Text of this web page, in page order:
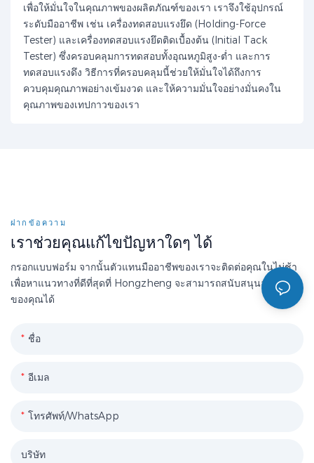
เพื่อให้มั่นใจในคุณภาพของผลิตภัณฑ์ของเรา เราจึงใช้อุปกรณ์
ระดับมืออาชีพ เช่น เครื่องทดสอบแรงยึด (Holding-Force
Tester) และเครื่องทดสอบแรงยึดติดเบื้องต้น (Initial Tack
Tester) ซึ่งครอบคลุมการทดสอบทั้งอุณหภูมิสูง-ต่ำ และการ
ทดสอบแรงดึง วิธีการที่ครอบคลุมนี้ช่วยให้มั่นใจได้ถึงการ
ควบคุมคุณภาพอย่างเข้มงวด และให้ความมั่นใจอย่างมั่นคงใน
คุณภาพของเทปกาวของเรา
ฝากข้อความ
เราช่วยคุณแก้ไขปัญหาใดๆ ได้
กรอกแบบฟอร์ม จากนั้นตัวแทนมืออาชีพของเราจะติดต่อคุณในไม่ช้า
เพื่อหาแนวทางที่ดีที่สุดที่ Hongzheng จะสามารถสนับสนุนองค์กร
ของคุณได้
ชื่อ
อีเมล
โทรศัพท์/WhatsApp
บริษัท